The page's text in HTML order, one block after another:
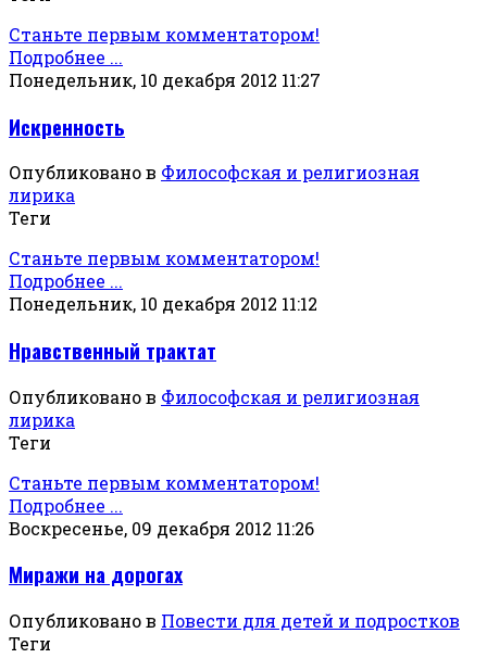
Станьте первым комментатором!
Подробнее ...
Понедельник, 10 декабря 2012 11:27
Искренность
Опубликовано в Философская и религиозная
лирика
Теги
Станьте первым комментатором!
Подробнее ...
Понедельник, 10 декабря 2012 11:12
Нравственный трактат
Опубликовано в Философская и религиозная
лирика
Теги
Станьте первым комментатором!
Подробнее ...
Воскресенье, 09 декабря 2012 11:26
Миражи на дорогах
Опубликовано в Повести для детей и подростков
Теги